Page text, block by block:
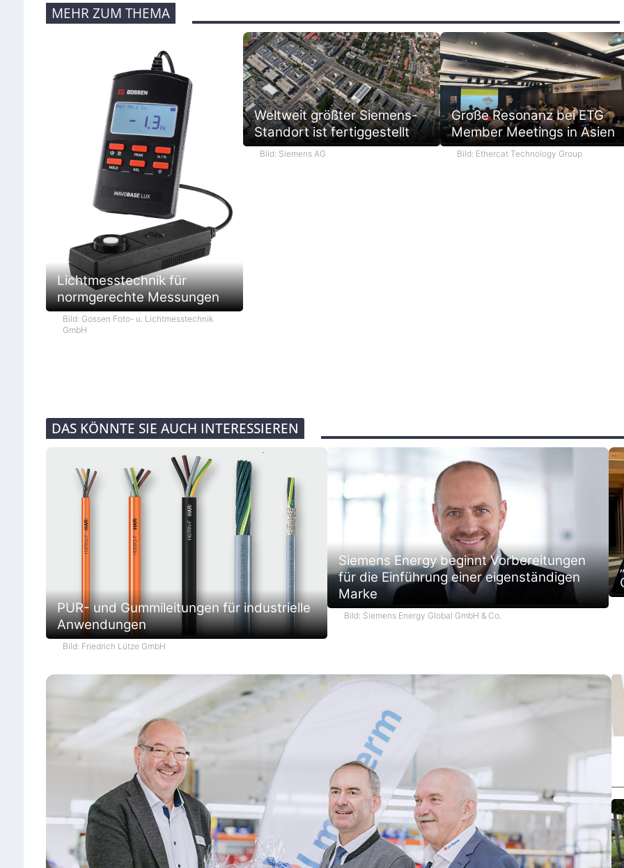
MEHR ZUM THEMA
Lichtmesstechnik für
normgerechte Messungen
Bild: Gossen Foto- u. Lichtmesstechnik
GmbH
Weltweit größter Siemens-
Standort ist fertiggestellt
Bild: Siemens AG
Große Resonanz bei ETG
Member Meetings in Asien
Bild: Ethercat Technology Group
DAS KÖNNTE SIE AUCH INTERESSIEREN
PUR- und Gummileitungen für industrielle
Anwendungen
Bild: Friedrich Lütze GmbH
Siemens Energy beginnt Vorbereitungen
für die Einführung einer eigenständigen
Marke
Bild: Siemens Energy Global GmbH & Co.